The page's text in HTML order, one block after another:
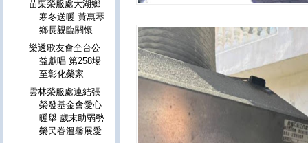
苗栗榮服處大湖鄉
寒冬送暖 黃惠琴
鄉長親臨關懷
樂透歌友會全台公
益獻唱 第258場
至彰化榮家
雲林榮服處連結張
榮發基金會愛心
暖舉 歲末助弱勢
榮民眷溫馨展愛